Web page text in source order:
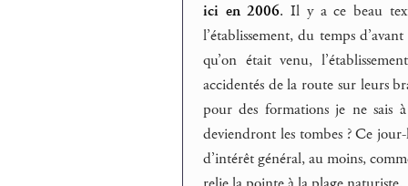
ici en 2006. Il y a ce beau
l’établissement, du temps
qu’on était venu,
accidentés de la route sur leurs
pour des formations je ne
deviendront les tombes ? Ce
d’intérêt général, au moins,